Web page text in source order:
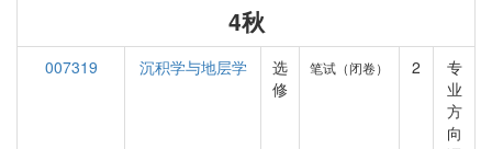
4秋
007319 沉积学与地层学
选
修
笔试（闭卷） 2
专
业
方
向